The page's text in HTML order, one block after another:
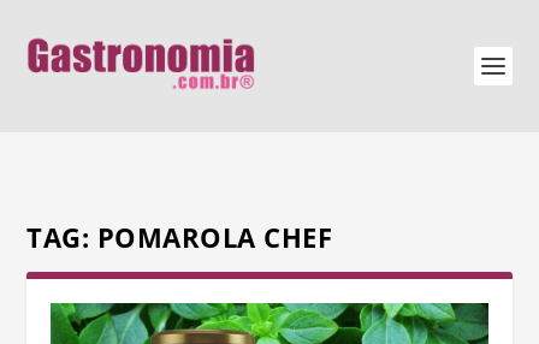
TAG: POMAROLA CHEF